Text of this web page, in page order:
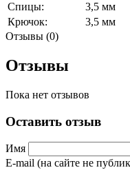
Спицы:
3,5 мм
Крючок:
3,5 мм
Отзывы (0)
Отзывы
Пока нет отзывов
Оставить отзыв
Имя
E-mail (на сайте не